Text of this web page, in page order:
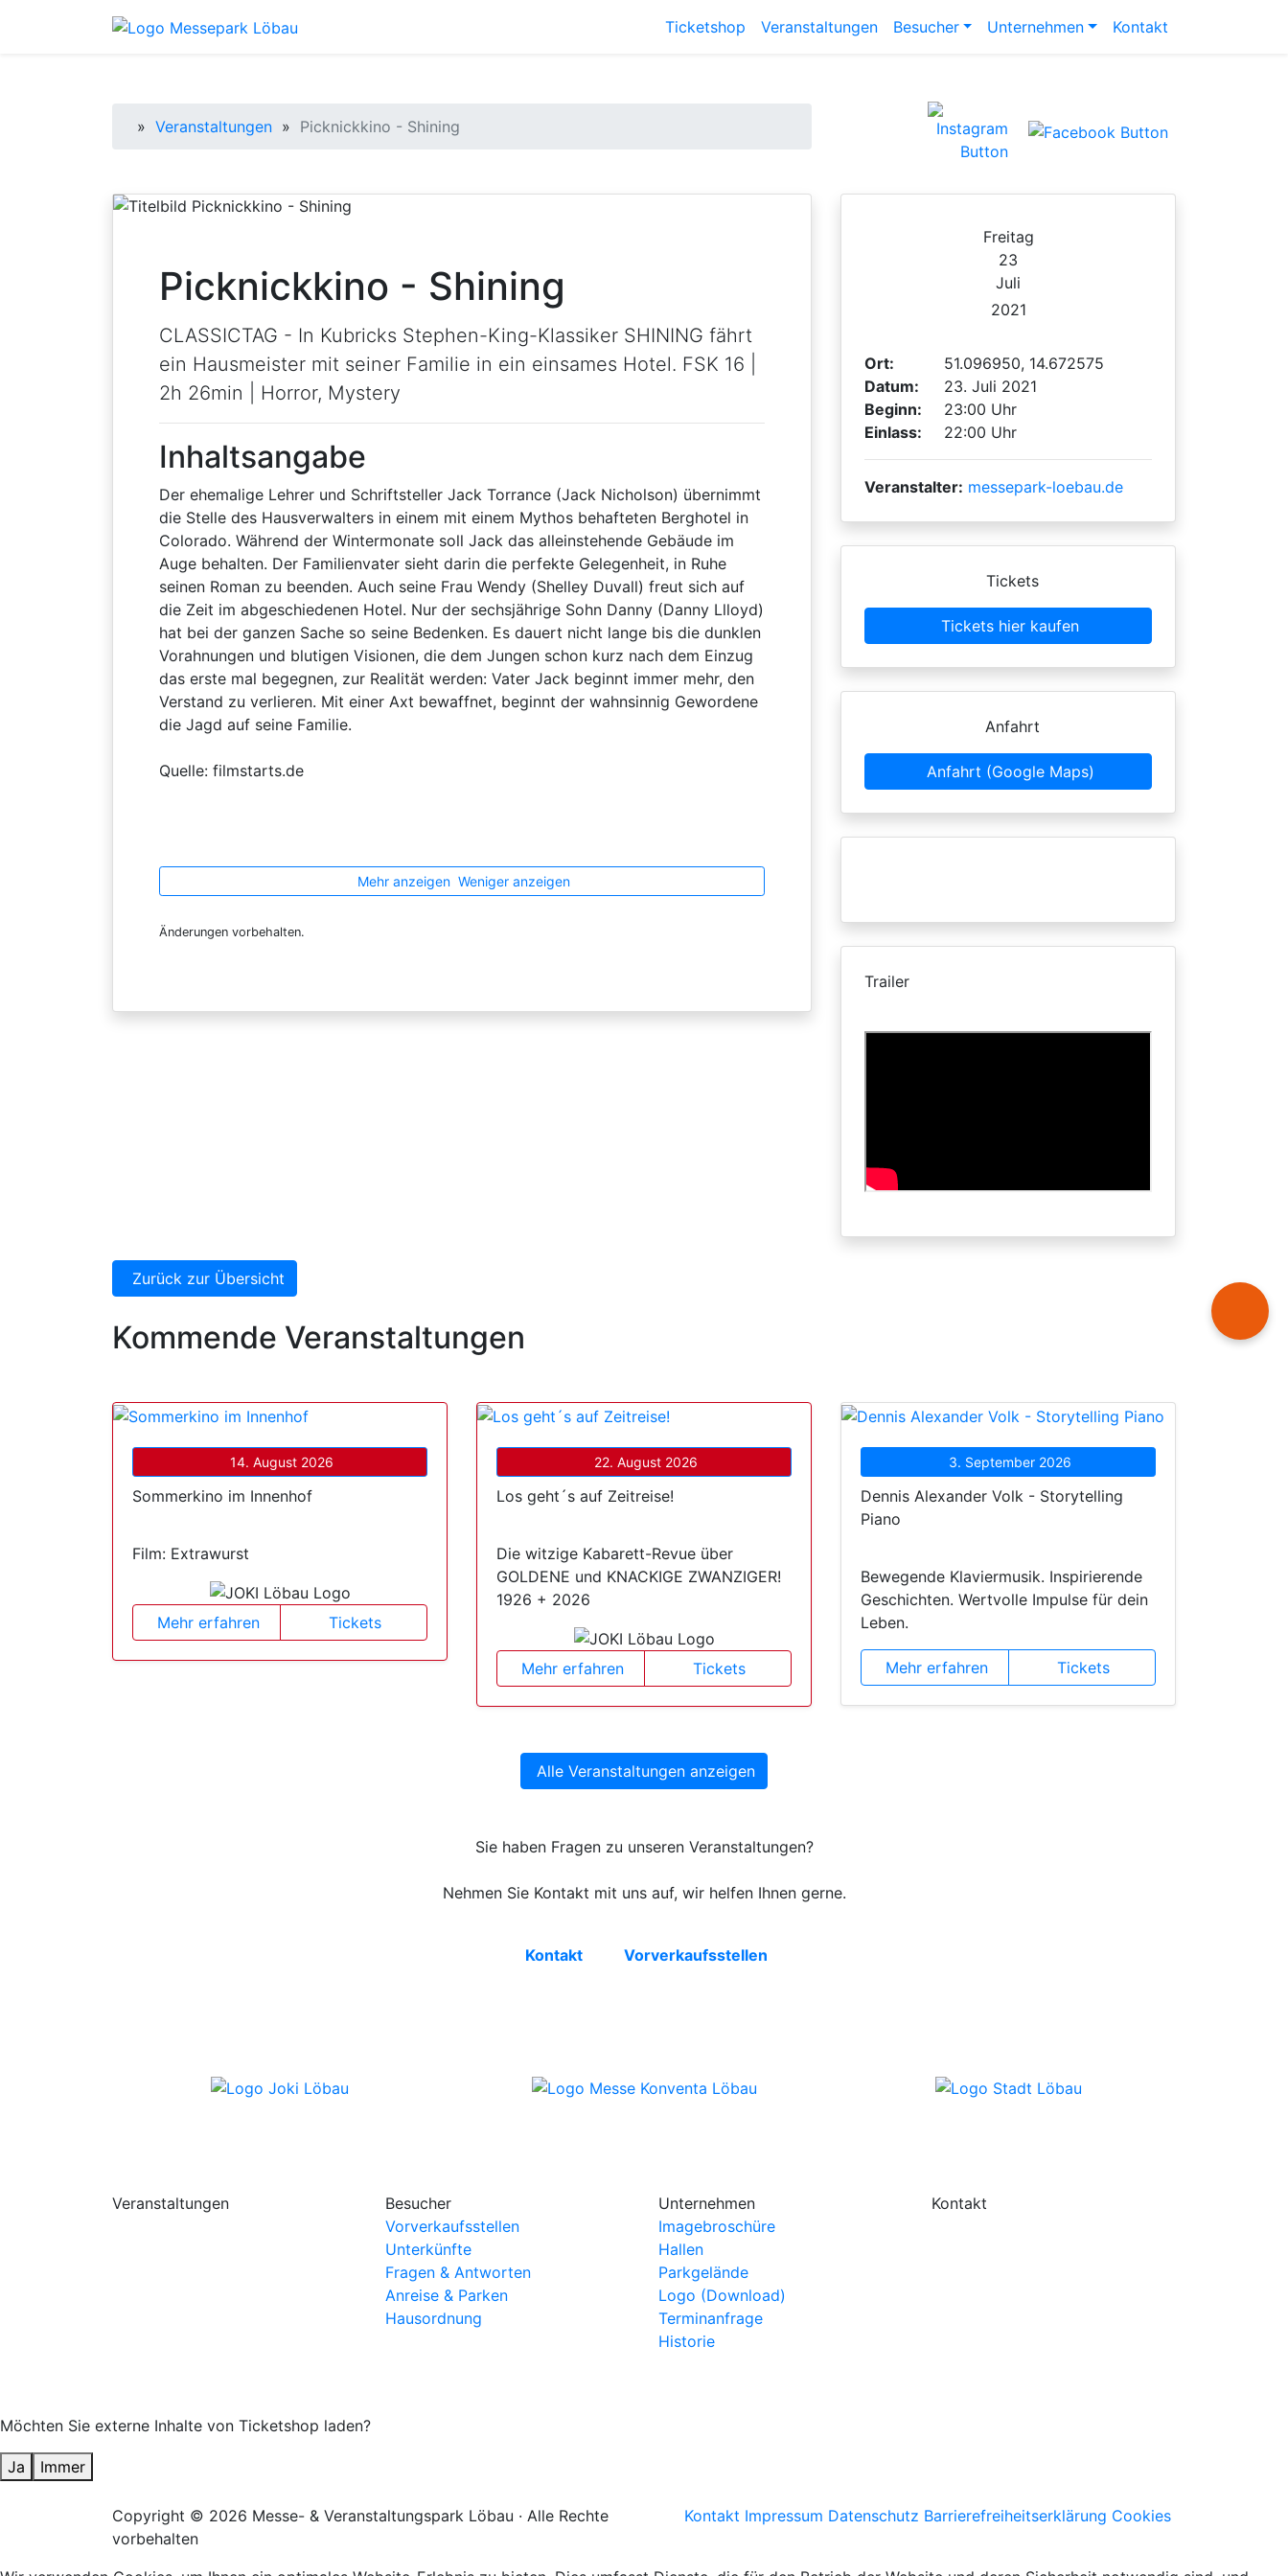
Ticketshop Veranstaltungen Besucher Unternehmen Kontakt
Startseite
» Veranstaltungen » Picknickkino - Shining
Picknickkino - Shining
CLASSICTAG - In Kubricks Stephen-King-Klassiker SHINING fährt
ein Hausmeister mit seiner Familie in ein einsames Hotel. FSK 16 |
2h 26min | Horror, Mystery
Inhaltsangabe
Der ehemalige Lehrer und Schriftsteller Jack Torrance (Jack Nicholson) übernimmt
die Stelle des Hausverwalters in einem mit einem Mythos behafteten Berghotel in
Colorado. Während der Wintermonate soll Jack das alleinstehende Gebäude im
Auge behalten. Der Familienvater sieht darin die perfekte Gelegenheit, in Ruhe
seinen Roman zu beenden. Auch seine Frau Wendy (Shelley Duvall) freut sich auf
die Zeit im abgeschiedenen Hotel. Nur der sechsjährige Sohn Danny (Danny Llloyd)
hat bei der ganzen Sache so seine Bedenken. Es dauert nicht lange bis die dunklen
Vorahnungen und blutigen Visionen, die dem Jungen schon kurz nach dem Einzug
das erste mal begegnen, zur Realität werden: Vater Jack beginnt immer mehr, den
Verstand zu verlieren. Mit einer Axt bewaffnet, beginnt der wahnsinnig Gewordene
die Jagd auf seine Familie.
Quelle: filmstarts.de
Mehr anzeigen Weniger anzeigen
Änderungen vorbehalten.
Freitag
23
Juli
2021
Ort:
51.096950, 14.672575
Datum:
23. Juli 2021
Beginn:
23:00 Uhr
Einlass:
22:00 Uhr
Veranstalter: messepark-loebau.de
Tickets
Tickets hier kaufen
Anfahrt
Anfahrt (Google Maps)
Trailer
Zurück zur Übersicht
Kommende Veranstaltungen
14. August 2026
Sommerkino im Innenhof
Film: Extrawurst
Mehr erfahren Tickets
22. August 2026
Los geht´s auf Zeitreise!
Die witzige Kabarett-Revue über
GOLDENE und KNACKIGE ZWANZIGER!
1926 + 2026
Mehr erfahren Tickets
3. September 2026
Dennis Alexander Volk - Storytelling
Piano
Bewegende Klaviermusik. Inspirierende
Geschichten. Wertvolle Impulse für dein
Leben.
Mehr erfahren Tickets
Alle Veranstaltungen anzeigen
Sie haben Fragen zu unseren Veranstaltungen?
Nehmen Sie Kontakt mit uns auf, wir helfen Ihnen gerne.
Kontakt Vorverkaufsstellen
Veranstaltungen
Besucher
Vorverkaufsstellen
Unterkünfte
Fragen & Antworten
Anreise & Parken
Hausordnung
Unternehmen
Imagebroschüre
Hallen
Parkgelände
Logo (Download)
Terminanfrage
Historie
Kontakt
Möchten Sie externe Inhalte von Ticketshop laden?
Ja Immer
Copyright © 2026 Messe- & Veranstaltungspark Löbau · Alle Rechte
vorbehalten
Kontakt Impressum Datenschutz Barrierefreiheitserklärung Cookies